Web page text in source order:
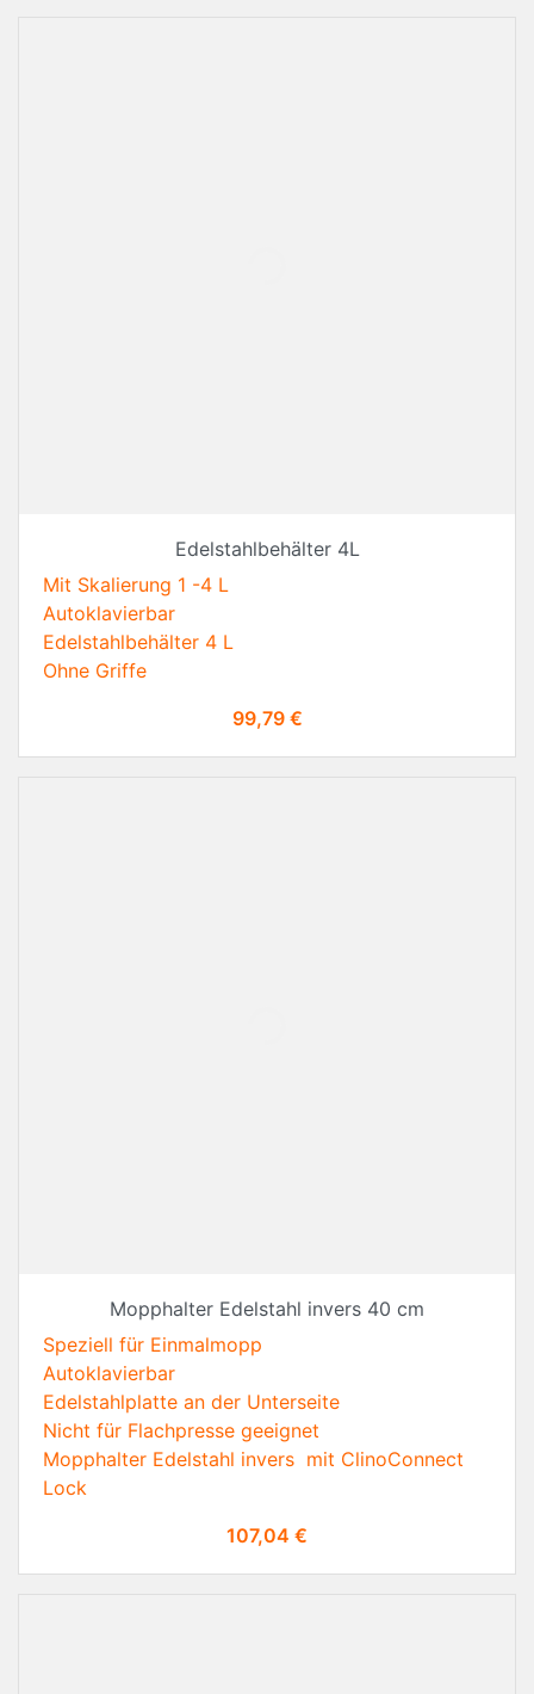
Edelstahlbehälter 4L
Mit Skalierung 1 -4 L
Autoklavierbar
Edelstahlbehälter 4 L
Ohne Griffe
Preis
99,79 €
Mopphalter Edelstahl invers 40 cm
Speziell für Einmalmopp
Autoklavierbar
Edelstahlplatte an der Unterseite
Nicht für Flachpresse geeignet
Mopphalter Edelstahl invers mit ClinoConnect
Lock
Preis
107,04 €